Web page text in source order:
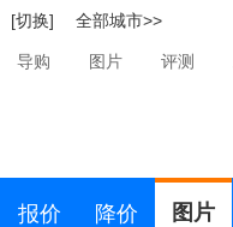
[切换] 全部城市>>
导购 图片 评测
报价 降价 图片